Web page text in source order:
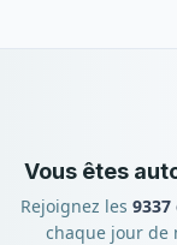
Vous êtes
Rejoignez les
chaque jour de